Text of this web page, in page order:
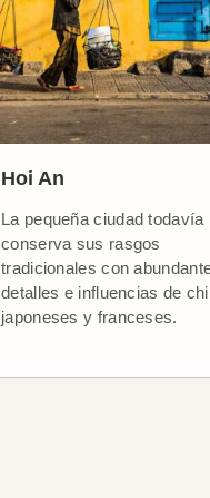
Hoi An
La pequeña ciudad todavía
conserva sus rasgos
tradicionales con
detalles e influencias de
japoneses y franceses.